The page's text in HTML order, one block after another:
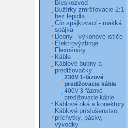
Bleskozvod
Bužírky zmršťovacie 2:1
bez lepidla
Cín spájkovací - mäkká
spájka
Deony - výkonové ističe
Elektrovýzbroje
Flexošnúry
Káble
Káblové bubny a
predlžovačky
230V 1-fázové
predlžovacie káble
400V 3-fázové
predlžovacie káble
Káblové oká a konektory
Káblové príslušenstvo,
príchytky, pásky,
vývodky